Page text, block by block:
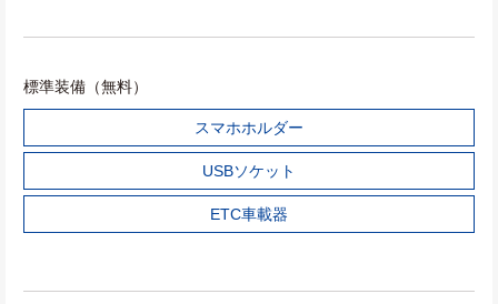
標準装備（無料）
スマホホルダー
USBソケット
ETC車載器